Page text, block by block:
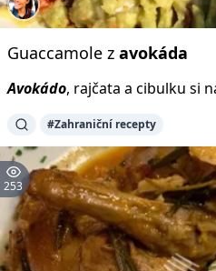
Guaccamole z avokáda
Avokádo, rajčata a cibulku si
#Zahraniční recepty
253